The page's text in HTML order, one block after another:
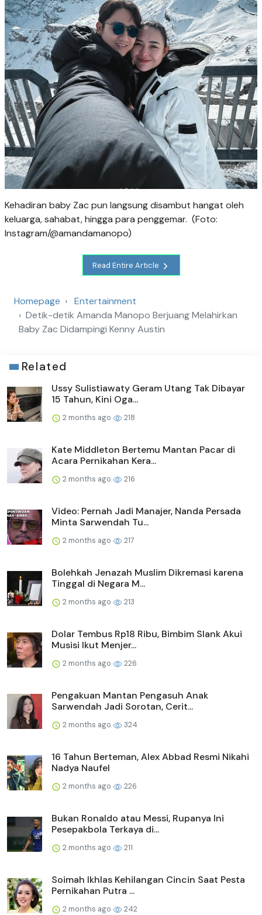
Kehadiran baby Zac pun langsung disambut hangat oleh
keluarga, sahabat, hingga para penggemar. (Foto:
Instagram/@amandamanopo)
Read Entire Article
Homepage
Entertainment
Detik-detik Amanda Manopo Berjuang Melahirkan
Baby Zac Didampingi Kenny Austin
Related
Ussy Sulistiawaty Geram Utang Tak Dibayar
15 Tahun, Kini Oga...
2 months ago 218
Kate Middleton Bertemu Mantan Pacar di
Acara Pernikahan Kera...
2 months ago 216
Video: Pernah Jadi Manajer, Nanda Persada
Minta Sarwendah Tu...
2 months ago 217
Bolehkah Jenazah Muslim Dikremasi karena
Tinggal di Negara M...
2 months ago 213
Dolar Tembus Rp18 Ribu, Bimbim Slank Akui
Musisi Ikut Menjer...
2 months ago 226
Pengakuan Mantan Pengasuh Anak
Sarwendah Jadi Sorotan, Cerit...
2 months ago 324
16 Tahun Berteman, Alex Abbad Resmi Nikahi
Nadya Naufel
2 months ago 226
Bukan Ronaldo atau Messi, Rupanya Ini
Pesepakbola Terkaya di...
2 months ago 211
Soimah Ikhlas Kehilangan Cincin Saat Pesta
Pernikahan Putra ...
2 months ago 242